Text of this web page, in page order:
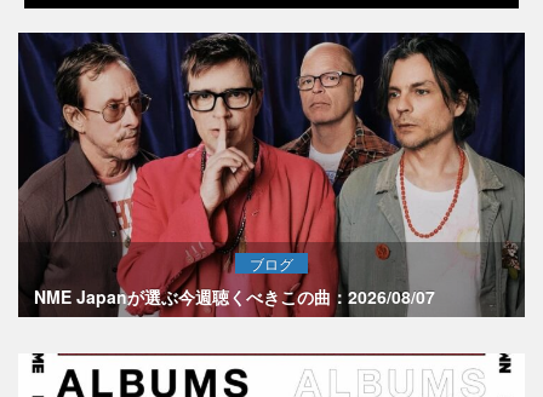
ブログ
NME Japanが選ぶ今週聴くべきこの曲：2026/08/07